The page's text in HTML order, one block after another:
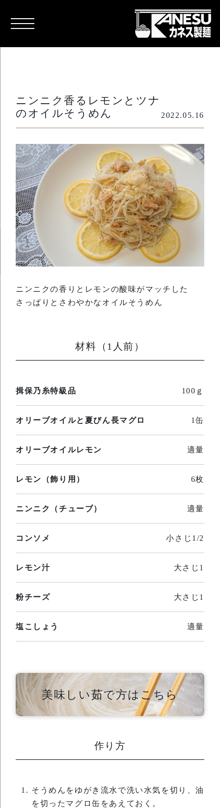
ニンニク香るレモンとツナ
のオイルそうめん
2022.05.16
ニンニクの香りとレモンの酸味がマッチした
さっぱりとさわやかなオイルそうめん
材料（1人前）
揖保乃糸特級品 100ｇ
オリーブオイルと夏びん長マグロ 1缶
オリーブオイルレモン 適量
レモン（飾り用） 6枚
ニンニク（チューブ） 適量
コンソメ 小さじ1/2
レモン汁 大さじ1
粉チーズ 大さじ1
塩こしょう 適量
美味しい茹で方はこちら
作り方
そうめんをゆがき流水で洗い水気を切り、油
を切ったマグロ缶をあえておく。